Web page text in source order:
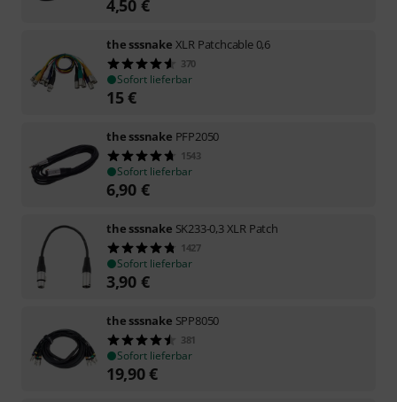
4,50 €
the sssnake XLR Patchcable 0,6
370
Sofort lieferbar
15€
the sssnake PFP2050
1543
Sofort lieferbar
6,90 €
the sssnake SK233-0,3 XLR Patch
1427
Sofort lieferbar
3,90 €
the sssnake SPP8050
381
Sofort lieferbar
19,90€